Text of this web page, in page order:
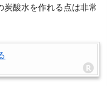
酸水を作れる点は非常